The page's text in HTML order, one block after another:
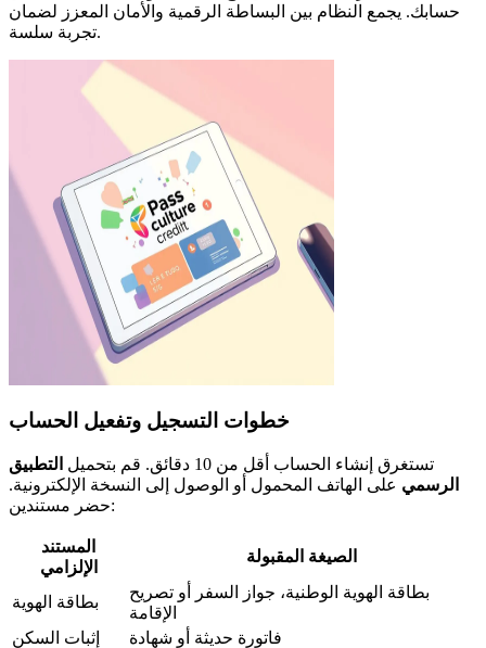
حسابك. يجمع النظام بين البساطة الرقمية والأمان المعزز لضمان
تجربة سلسة.
خطوات التسجيل وتفعيل الحساب
تستغرق إنشاء الحساب أقل من 10 دقائق. قم بتحميل
التطبيق
الرسمي على الهاتف المحمول أو الوصول إلى النسخة الإلكترونية.
حضر مستندين:
المستند
الإلزامي
الصيغة المقبولة
بطاقة الهوية
بطاقة الهوية الوطنية، جواز السفر أو تصريح
الإقامة
إثبات السكن
فاتورة حديثة أو شهادة